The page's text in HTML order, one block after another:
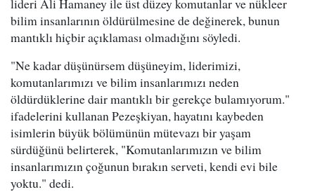
lideri Ali Hamaney ile üst düzey komutanlar ve nükleer
bilim insanlarının öldürülmesine de değinerek, bunun
mantıklı hiçbir açıklaması olmadığını söyledi.
"Ne kadar düşünürsem düşüneyim, liderimizi,
komutanlarımızı ve bilim insanlarımızı neden
öldürdüklerine dair mantıklı bir gerekçe bulamıyorum."
ifadelerini kullanan Pezeşkiyan, hayatını kaybeden
isimlerin büyük bölümünün mütevazı bir yaşam
sürdüğünü belirterek, "Komutanlarımızın ve bilim
insanlarımızın çoğunun bırakın serveti, kendi evi bile
yoktu." dedi.